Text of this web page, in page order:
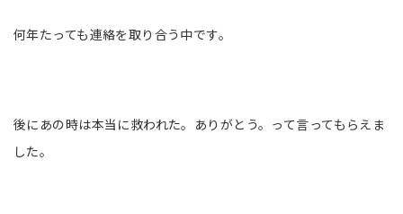
何年たっても連絡を取り合う中です。
後にあの時は本当に救われた。ありがとう。って言ってもらえま
した。